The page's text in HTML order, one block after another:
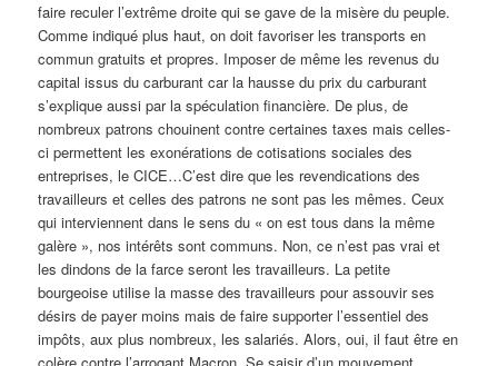
faire reculer l’extrême droite qui se gave de la misère du peuple.
Comme indiqué plus haut, on doit favoriser les transports en
commun gratuits et propres. Imposer de même les revenus du
capital issus du carburant car la hausse du prix du carburant
s’explique aussi par la spéculation financière. De plus, de
nombreux patrons chouinent contre certaines taxes mais celles-
ci permettent les exonérations de cotisations sociales des
entreprises, le CICE…C’est dire que les revendications des
travailleurs et celles des patrons ne sont pas les mêmes. Ceux
qui interviennent dans le sens du « on est tous dans la même
galère », nos intérêts sont communs. Non, ce n’est pas vrai et
les dindons de la farce seront les travailleurs. La petite
bourgeoise utilise la masse des travailleurs pour assouvir ses
désirs de payer moins mais de faire supporter l’essentiel des
impôts, aux plus nombreux, les salariés. Alors, oui, il faut être en